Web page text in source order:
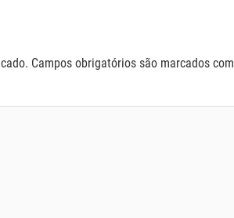
Campos obrigatórios são marcados com